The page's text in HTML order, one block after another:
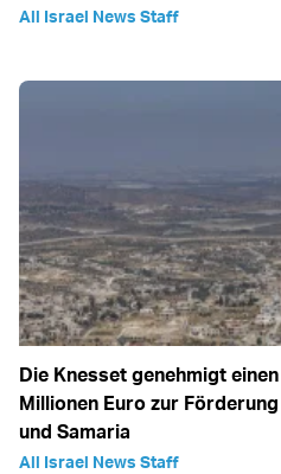
All Israel News Staff
Die Knesset genehmigt
Millionen Euro zur
und Samaria
All Israel News Staff